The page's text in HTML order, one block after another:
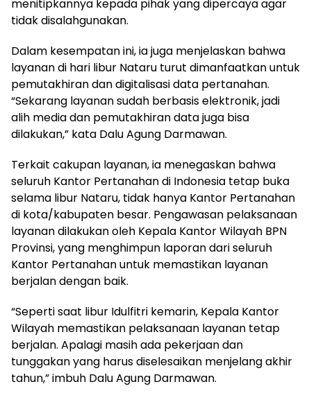
menitipkannya kepada pihak yang dipercaya agar
tidak disalahgunakan.
Dalam kesempatan ini, ia juga menjelaskan bahwa
layanan di hari libur Nataru turut dimanfaatkan untuk
pemutakhiran dan digitalisasi data pertanahan.
“Sekarang layanan sudah berbasis elektronik, jadi
alih media dan pemutakhiran data juga bisa
dilakukan,” kata Dalu Agung Darmawan.
Terkait cakupan layanan, ia menegaskan bahwa
seluruh Kantor Pertanahan di Indonesia tetap buka
selama libur Nataru, tidak hanya Kantor Pertanahan
di kota/kabupaten besar. Pengawasan pelaksanaan
layanan dilakukan oleh Kepala Kantor Wilayah BPN
Provinsi, yang menghimpun laporan dari seluruh
Kantor Pertanahan untuk memastikan layanan
berjalan dengan baik.
“Seperti saat libur Idulfitri kemarin, Kepala Kantor
Wilayah memastikan pelaksanaan layanan tetap
berjalan. Apalagi masih ada pekerjaan dan
tunggakan yang harus diselesaikan menjelang akhir
tahun,” imbuh Dalu Agung Darmawan.